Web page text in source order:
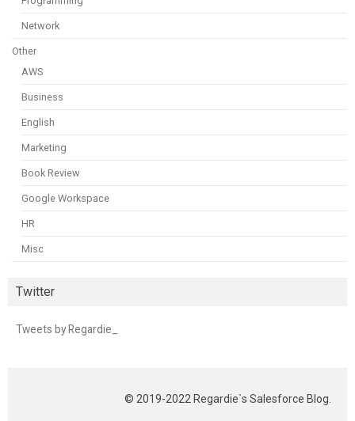
Network
Other
AWS
Business
English
Marketing
Book Review
Google Workspace
HR
Misc
Twitter
Tweets by Regardie_
© 2019-2022 Regardie`s Salesforce Blog.